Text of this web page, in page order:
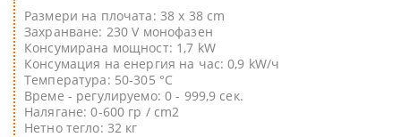
Размери на плочата: 38 х 38 cm
Захранване: 230 V монофазен
Консумирана мощност: 1,7 kW
Консумация на енергия на час: 0,9 kW/ч
Температура: 50-305 °C
Време - регулируемо: 0 - 999,9 сек.
Налягане: 0-600 гр / cm2
Нетно тегло: 32 кг